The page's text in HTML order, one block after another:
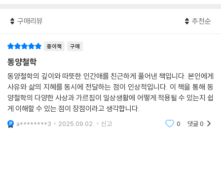
구매리뷰 추천순
종이책 구매
동양철학
동양철학의 깊이와 따뜻한 인간애를 친근하게 풀어낸 책입니다. 본인에게
사유와 삶의 지혜를 동시에 전달하는 점이 인상적입니다. 이 책을 통해 동
양철학의 다양한 사상과 가르침이 일상생활에 어떻게 적용될 수 있는지 쉽
게 이해할 수 있는 점이 장점이라고 생각합니다.
a********3 2025.09.02. 신고 0 댓글0